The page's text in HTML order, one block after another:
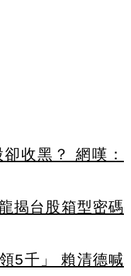
收黑？ 網嘆：
揭台股箱型密碼
5千」 賴清德喊